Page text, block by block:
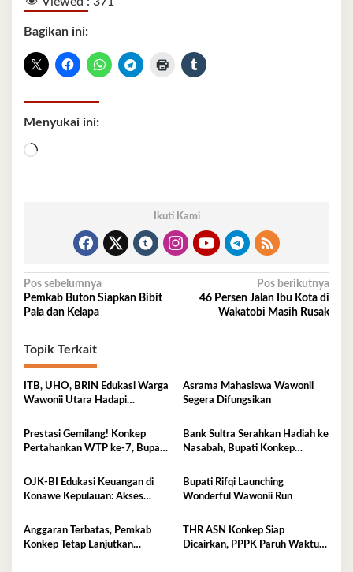
Bagikan ini:
Menyukai ini:
Memuat...
Ikuti Kami
Navigasi
pos
Pos sebelumnya
Pemkab Buton Siapkan Bibit
Pala dan Kelapa
Pos berikutnya
46 Persen Jalan Ibu Kota di
Wakatobi Masih Rusak
Topik Terkait
ITB, UHO, BRIN Edukasi Warga
Wawonii Utara Hadapi
Asrama Mahasiswa Wawonii
Segera Difungsikan
Prestasi Gemilang! Konkep
Pertahankan WTP ke-7, Bupati
Bank Sultra Serahkan Hadiah ke
Nasabah, Bupati Konkep
OJK-BI Edukasi Keuangan di
Konawe Kepulauan: Akses
Masih Perlu Ditingkatkan
Bupati Rifqi Launching
Wonderful Wawonii Run
Anggaran Terbatas, Pemkab
Konkep Tetap Lanjutkan
THR ASN Konkep Siap
Dicairkan, PPPK Paruh Waktu